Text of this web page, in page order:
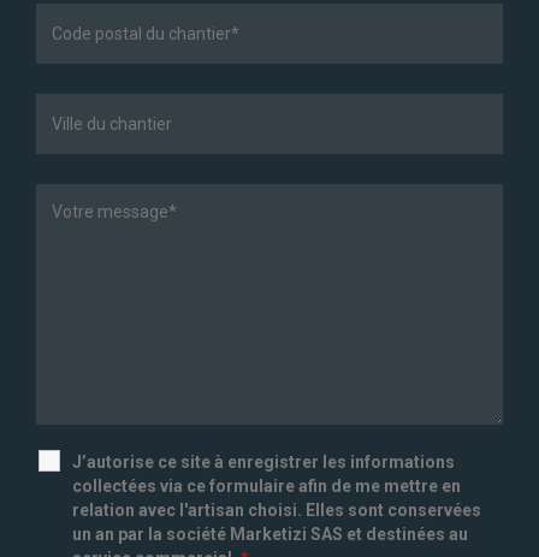
J’autorise ce site à enregistrer les informations
collectées via ce formulaire afin de me mettre en
relation avec l'artisan choisi. Elles sont conservées
un an par la société Marketizi SAS et destinées au